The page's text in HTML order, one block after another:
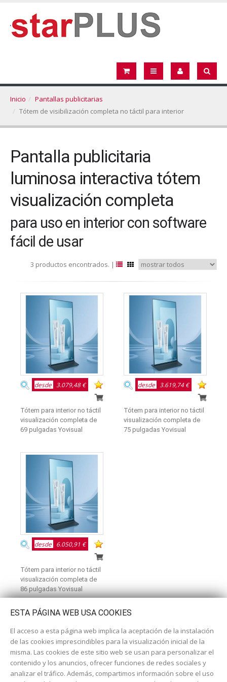
Inicio
Pantallas publicitarias
Tótem de visibilización completa no táctil para interior
Pantalla publicitaria
luminosa interactiva tótem
visualización completa
para uso en interior con software
fácil de usar
3 productos encontrados. |
desde 3.079,48 €
Tótem para interior no táctil
visualización completa de
69 pulgadas Yovisual
desde 3.619,74 €
Tótem para interior no táctil
visualización completa de
75 pulgadas Yovisual
desde 6.050,91 €
Tótem para interior no táctil
visualización completa de
86 pulgadas Yovisual
ESTA PÁGINA WEB USA COOKIES
El acceso a esta página web implica la aceptación de la instalación
de las cookies imprescindibles para la visualización inicial de la
misma. Las cookies de este sitio web se usan para personalizar el
contenido y los anuncios, ofrecer funciones de redes sociales y
analizar el tráfico. Además, compartimos información sobre el uso